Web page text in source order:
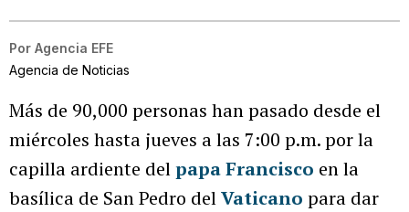
Por Agencia EFE
Agencia de Noticias
Más de 90,000 personas han pasado desde el
miércoles hasta jueves a las 7:00 p.m. por la
capilla ardiente delpapa Francisco en la
basílica de San Pedro delVaticano para dar